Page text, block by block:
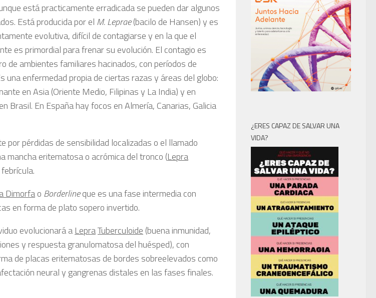
está practicamente erradicada se pueden dar algunos
Está producida por el M. Leprae(bacilo de Hansen) y es
evolutiva, difícil de contagiarse y en la que el
es primordial para frenar su evolución. El contagio es
de ambientes familiares hacinados, con períodos de
una enfermedad propia de ciertas razas y áreas del globo:
en Asia (Oriente Medio, Filipinas y La India) y en
Brasil. En España hay focos en Almería, Canarias, Galicia
por pérdidas de sensibilidad localizadas o el llamado
mancha eritematosa o acrómica del tronco (Lepra
Dimorfao Borderlineque es una fase intermedia con
en forma de plato sopero invertido.
evolucionará a LepraTuberculoide (buena inmunidad,
y respuesta granulomatosa del huésped), con
de placas eritematosas de bordes sobreelevados como
neural y gangrenas distales en las fases finales.
¿ERES CAPAZ DE SALVAR UNA
VIDA?